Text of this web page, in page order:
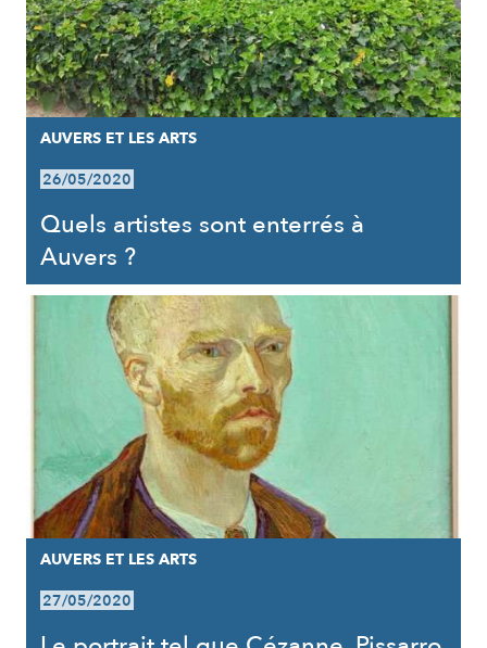
AUVERS ET LES ARTS
26/05/2020
Quels artistes sont enterrés à
Auvers ?
AUVERS ET LES ARTS
27/05/2020